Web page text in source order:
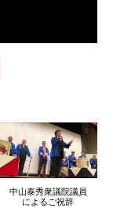
中山泰秀衆議院議員
によるご祝辞